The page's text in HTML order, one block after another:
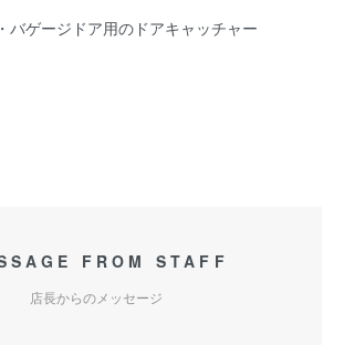
バゲージドア用のドアキャッチャー
FROM STAFF
店長からのメッセージ